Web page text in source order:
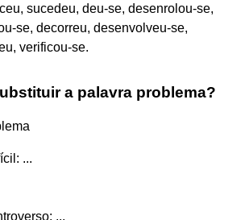
sucedeu, deu-se, desenrolou-se,
se, decorreu, desenvolveu-se,
verificou-se.
a palavra problema?
...
...